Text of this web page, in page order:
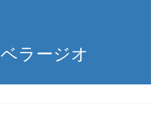
ベラージオ